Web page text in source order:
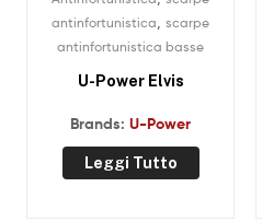
antinfortunistica scarpe
antinfortunistica basse
U-Power Elvis
Brands: U-Power
Leggi Tutto